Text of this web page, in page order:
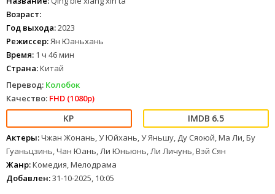
Возраст:
Год выхода:2023
Режиссер:Ян Юаньхань
Время: 1 ч 46 мин
Страна:Китай
Перевод: Колобок
Качество: FHD (1080p)
6.5
Актеры:Чжан Жонань, У Юйхань, У Яньшу, Ду Сяоюй, Ма Ли, Бу
Гуаньцзинь, Чан Юань, Ли Юньюнь, Ли Личунь, Вэй Сян
Жанр:Комедия, Мелодрама
Добавлен:31-10-2025, 10:05